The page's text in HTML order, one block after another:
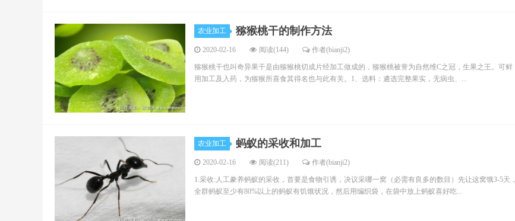
农业加工 猕猴桃干的制作方法
2020-02-16 阅读(144) 作者(bianji2)
猕猴桃干也叫奇异果干是由猕猴桃切成片经加工做成的，猕猴桃被誉为自然维C之冠，生果之王。可鲜
用加工及入药，为猕猴所喜食其得名也与此有关。1、选料：遴选完整果实，无病虫、...
农业加工 蚂蚁的采收和加工
2020-02-16 阅读(211) 作者(bianji2)
1.采收:人工豢养蚂蚁的采收，首要是食物引诱，决议采哪一窝（必需有良多的数目）先让这窝饿3-5天，
全群蚂蚁至少有80%以上的蚂蚁有饥饿状况，然后用编织袋，在袋中放上蚂蚁喜好吃...